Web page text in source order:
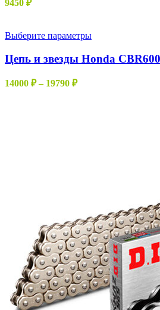
9450 ₽
Выберите параметрыЭтот
имеет
несколько
Цепь и звезды Honda
14000 ₽ – 19790 ₽Диапазон